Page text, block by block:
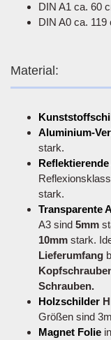
DIN A1 ca. 60
DIN A0 ca.
Material:
Aluminium-
stark.
stark.
Transparente
A3 sind 5mm
10mm stark.
Lieferumfang
Schrauben.
Holzschilder
Größen sind
Magnet Folie